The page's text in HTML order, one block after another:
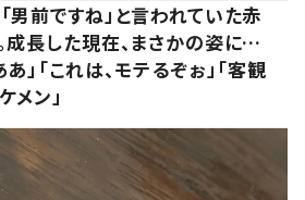
男前ですね」と言われていた赤
成長した現在、まさかの姿に…
あ」「これは、モテるぞぉ」「客観
メン」